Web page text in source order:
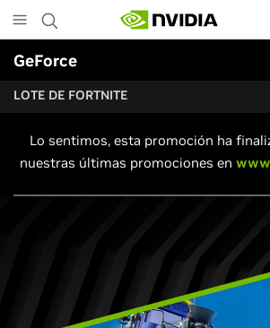
to
main
content
GeForce
LOTE DE FORTNITE
Lo sentimos, esta promoción ha
nuestras últimas promociones en